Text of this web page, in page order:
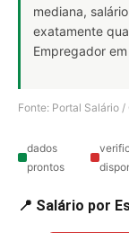
mediana,
exatamente
Empregador
Fonte: Portal Salário
dados
prontos
📍 Salário por